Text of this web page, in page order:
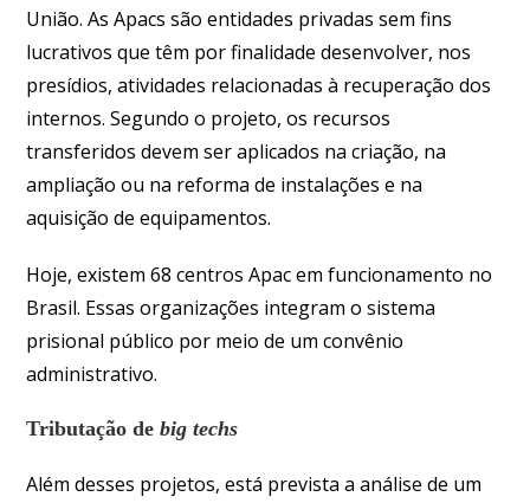
União. As Apacs são entidades privadas sem fins
lucrativos que têm por finalidade desenvolver, nos
presídios, atividades relacionadas à recuperação dos
internos. Segundo o projeto, os recursos
transferidos devem ser aplicados na criação, na
ampliação ou na reforma de instalações e na
aquisição de equipamentos.
Hoje, existem 68 centros Apac em funcionamento no
Brasil. Essas organizações integram o sistema
prisional público por meio de um convênio
administrativo.
Tributação debig techs
Além desses projetos, está prevista a análise de um